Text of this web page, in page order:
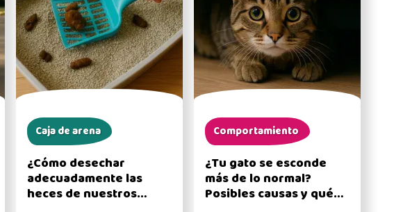
Caja de arena
¿Cómo desechar
adecuadamente las
heces de nuestros
Comportamiento
¿Tu gato se esconde
más de lo normal?
Posibles causas y qué